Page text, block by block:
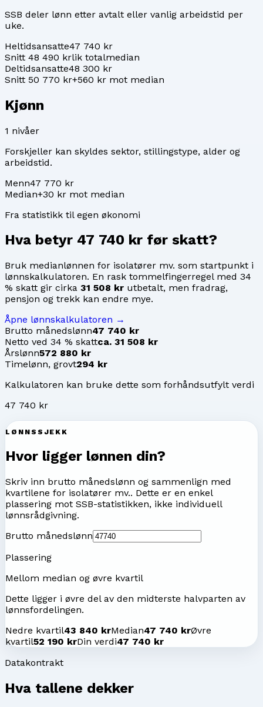
SSB deler lønn etter avtalt eller vanlig arbeidstid per
uke.
Heltidsansatte47 740 kr
Snitt 48 490 krlik totalmedian
Deltidsansatte48 300 kr
Snitt 50 770 kr+560 kr mot median
Kjønn
1 nivåer
Forskjeller kan skyldes sektor, stillingstype, alder og
arbeidstid.
Menn47 770 kr
Median+30 kr mot median
Fra statistikk til egen økonomi
Hva betyr 47 740 kr før skatt?
Bruk medianlønnen for isolatører mv. som startpunkt i
lønnskalkulatoren. En rask tommelfingerregel med 34
% skatt gir cirka 31 508 kr utbetalt, men fradrag,
pensjon og trekk kan endre mye.
Åpne lønnskalkulatoren →
Brutto månedslønn47 740 kr
Netto ved 34 % skattca. 31 508 kr
Årslønn572 880 kr
Timelønn, grovt294 kr
Kalkulatoren kan bruke dette som forhåndsutfylt verdi
47 740 kr
LØNNSSJEKK
Hvor ligger lønnen din?
Skriv inn brutto månedslønn og sammenlign med
kvartilene for isolatører mv.. Dette er en enkel
plassering mot SSB-statistikken, ikke individuell
lønnsrådgivning.
Brutto månedslønn
Plassering
Mellom median og øvre kvartil
Dette ligger i øvre del av den midterste halvparten av
lønnsfordelingen.
Nedre kvartil43 840 krMedian47 740 krØvre
kvartil52 190 krDin verdi47 740 kr
Datakontrakt
Hva tallene dekker